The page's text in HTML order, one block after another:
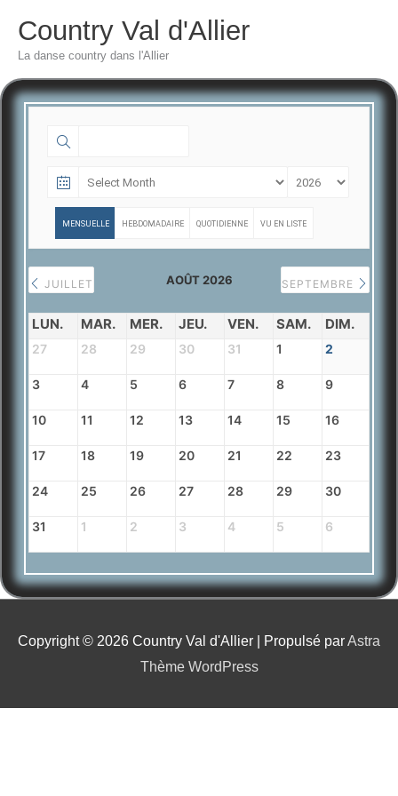
contenu
Country Val d'Allier
La danse country dans l'Allier
MENSUELLE HEBDOMADAIRE QUOTIDIENNE VU EN LISTE
JUILLET AOÛT 2026 SEPTEMBRE
LUN. MAR. MER. JEU. VEN. SAM. DIM.
27 28 29 30 31 1 2
3 4 5 6 7 8 9
10 11 12 13 14 15 16
17 18 19 20 21 22 23
24 25 26 27 28 29 30
31 1 2 3 4 5 6
Copyright © 2026 Country Val d'Allier | Propulsé parAstra
Thème WordPress